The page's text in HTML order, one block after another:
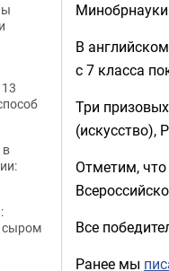
В
с 7 класса
Три
(искусство),
Отметим,
Все
Ранее мы
сыром